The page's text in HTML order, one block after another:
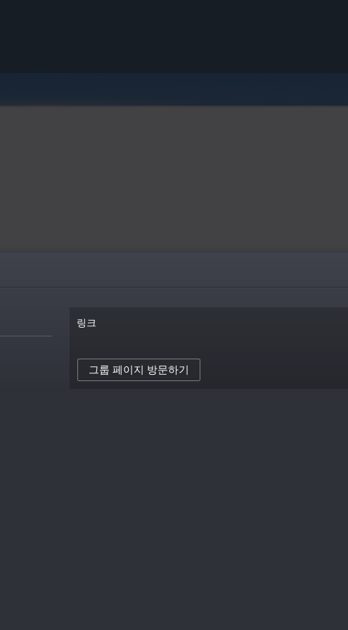
링크
그룹 페이지 방문하기